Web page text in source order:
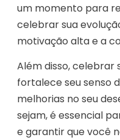
um momento para
celebrar sua
motivação alta e a
Além disso, celebrar
fortalece seu senso
melhorias no seu
sejam, é essencial
e garantir que você